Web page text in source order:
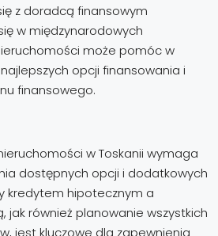
z doradcą finansowym
w międzynarodowych
może pomóc w
opcji finansowania i
finansowego.
w Toskanii wymaga
dostępnych opcji i dodatkowych
kredytem hipotecznym a
jak również planowanie wszystkich
jest kluczowe dla zapewnienia